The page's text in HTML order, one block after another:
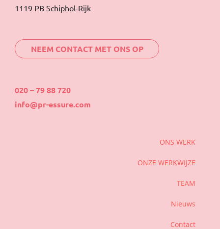
1119 PB Schiphol-Rijk
NEEM CONTACT MET ONS OP
020 – 79 88 720
info@pr-essure.com
ONS WERK
ONZE WERKWIJZE
TEAM
Nieuws
Contact